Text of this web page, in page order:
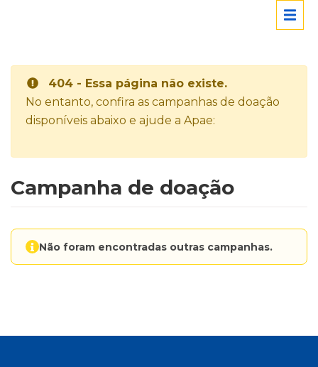
404 - Essa página não existe.
No entanto, confira as campanhas de doação
disponíveis abaixo e ajude a Apae:
Campanha de doação
Não foram encontradas outras campanhas.